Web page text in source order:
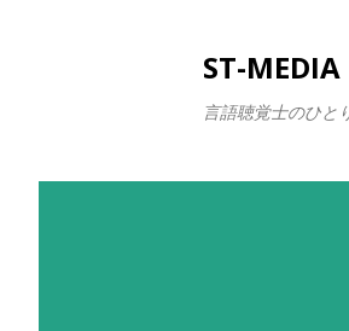
ST-MEDIA
言語聴覚士のひと